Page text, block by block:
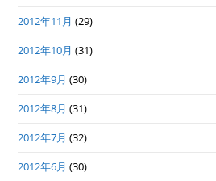
2012年11月 (29)
2012年10月 (31)
2012年9月 (30)
2012年8月 (31)
2012年7月 (32)
2012年6月 (30)